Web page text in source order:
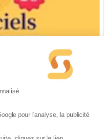
pour l'analyse, la publicité
comptabilité en 2026